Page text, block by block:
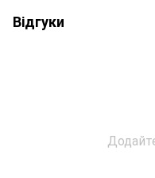
Відгуки